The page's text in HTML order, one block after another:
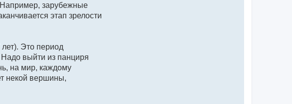
Например, зарубежные
этап зрелости
Это период
выйти из панциря
на мир, каждому
некой вершины,